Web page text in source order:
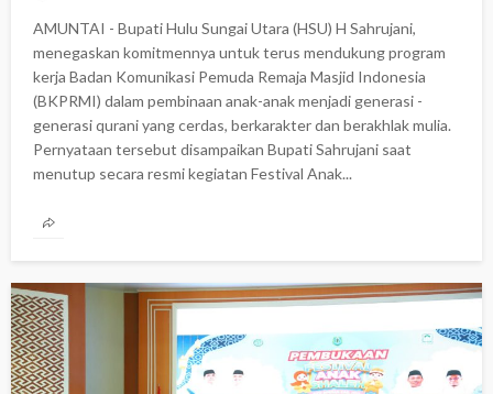
AMUNTAI - Bupati Hulu Sungai Utara (HSU) H Sahrujani,
menegaskan komitmennya untuk terus mendukung program
kerja Badan Komunikasi Pemuda Remaja Masjid Indonesia
(BKPRMI) dalam pembinaan anak-anak menjadi generasi -
generasi qurani yang cerdas, berkarakter dan berakhlak mulia. ‎
‎Pernyataan tersebut disampaikan Bupati Sahrujani saat
menutup secara resmi kegiatan Festival Anak...